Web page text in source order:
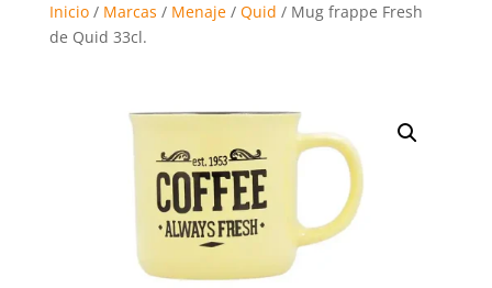
Inicio/ Marcas / Menaje/ Quid / Mug frappe Fresh
de Quid 33cl.